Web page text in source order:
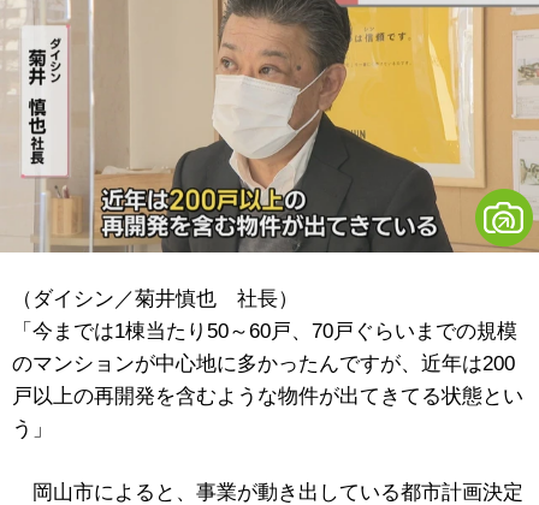
（ダイシン／菊井慎也 社長）
「今までは1棟当たり50～60戸、70戸ぐらいまでの規模
のマンションが中心地に多かったんですが、近年は200
戸以上の再開発を含むような物件が出てきてる状態とい
う」
岡山市によると、事業が動き出している都市計画決定